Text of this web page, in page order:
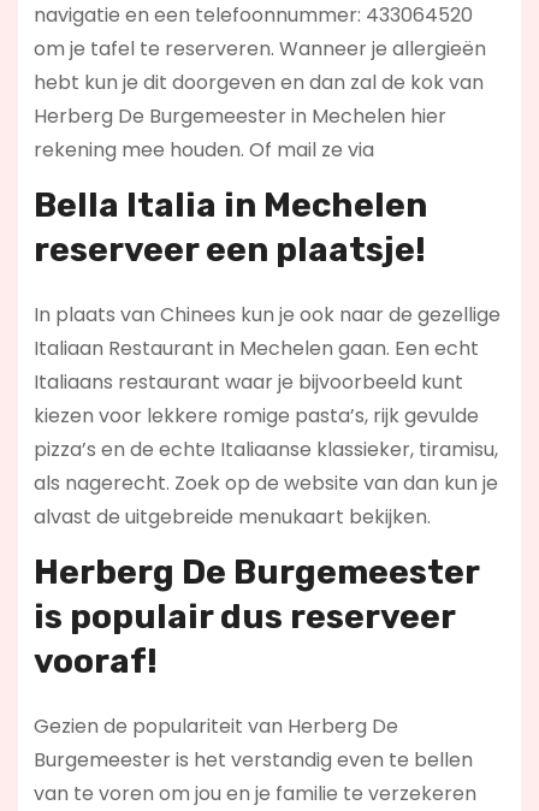
navigatie en een telefoonnummer: 433064520
om je tafel te reserveren. Wanneer je allergieën
hebt kun je dit doorgeven en dan zal de kok van
Herberg De Burgemeester in Mechelen hier
rekening mee houden. Of mail ze via
Bella Italia in Mechelen
reserveer een plaatsje!
In plaats van Chinees kun je ook naar de gezellige
Italiaan Restaurant in Mechelen gaan. Een echt
Italiaans restaurant waar je bijvoorbeeld kunt
kiezen voor lekkere romige pasta’s, rijk gevulde
pizza’s en de echte Italiaanse klassieker, tiramisu,
als nagerecht. Zoek op de website van dan kun je
alvast de uitgebreide menukaart bekijken.
Herberg De Burgemeester
is populair dus reserveer
vooraf!
Gezien de populariteit van Herberg De
Burgemeester is het verstandig even te bellen
van te voren om jou en je familie te verzekeren